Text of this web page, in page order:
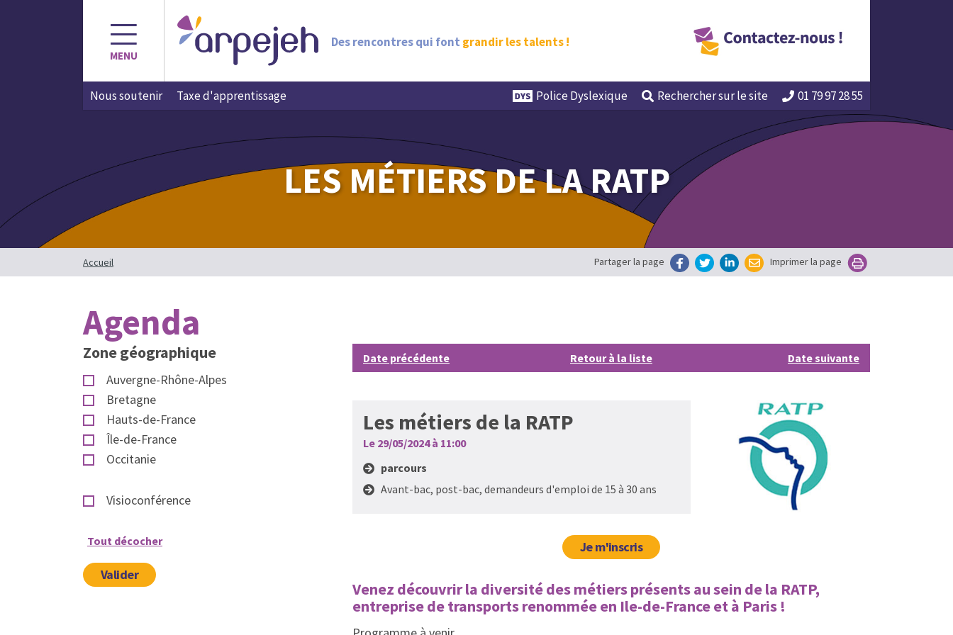
MENU
Des rencontres qui font grandir les talents !
Nous soutenir Taxe d'apprentissage Police Dyslexique Recherchersur le site 01 79 97 28 55
LES MÉTIERS DE LA RATP
Accueil Partager la page Imprimer la page
Agenda
Date précédente Retour à la liste Date suivante
Les métiers de la RATP
Le 29/05/2024 à 11:00
parcours
Avant-bac, post-bac, demandeurs d'emploi de 15 à 30 ans
Je m'inscris
Venez découvrir la diversité des métiers présents au sein de la RATP,
entreprise de transports renommée en Ile-de-France et à Paris !
Zone géographique
Auvergne-Rhône-Alpes
Bretagne
Hauts-de-France
Île-de-France
Occitanie
Visioconférence
Tout décocher
Valider